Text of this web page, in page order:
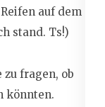
auf dem
stand. Ts!)
fragen, ob
könnten.